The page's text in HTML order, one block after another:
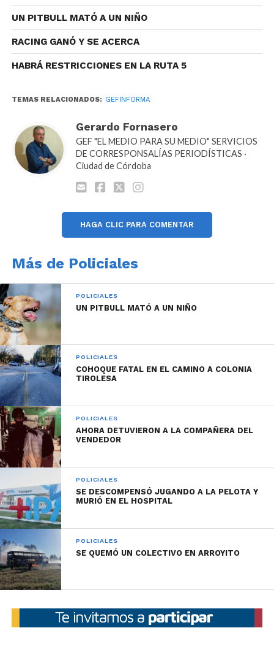
UN PITBULL MATÓ A UN NIÑO
RACING GANÓ Y SE ACERCA
HABRÁ RESTRICCIONES EN LA RUTA 5
TEMAS RELACIONADOS: GEFINFORMA
Gerardo Fornasero
GEF "EL MEDIO PARA SU MEDIO" SERVICIOS
DE CORRESPONSALÍAS PERIODÍSTICAS ·
Ciudad de Córdoba
HAGA CLIC PARA COMENTAR
Más de Policiales
POLICIALES
UN PITBULL MATÓ A UN NIÑO
POLICIALES
COHOQUE FATAL EN EL CAMINO A COLONIA
TIROLESA
POLICIALES
AHORA DETUVIERON A LA COMPAÑERA DEL
VENDEDOR
POLICIALES
SE DESCOMPENSÓ JUGANDO A LA PELOTA Y
MURIÓ EN EL HOSPITAL
POLICIALES
SE QUEMÓ UN COLECTIVO EN ARROYITO